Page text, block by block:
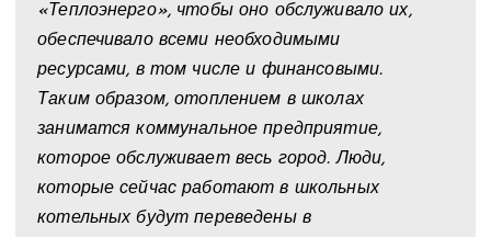
«Теплоэнерго», чтобы оно обслуживало их,
обеспечивало всеми необходимыми
ресурсами, в том числе и финансовыми.
Таким образом, отоплением в школах
заниматся коммунальное предприятие,
которое обслуживает весь город. Люди,
которые сейчас работают в школьных
котельных будут переведены в